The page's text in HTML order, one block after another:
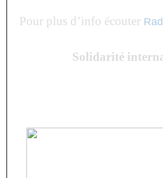
Pour plus d’info écouter
Solidarité